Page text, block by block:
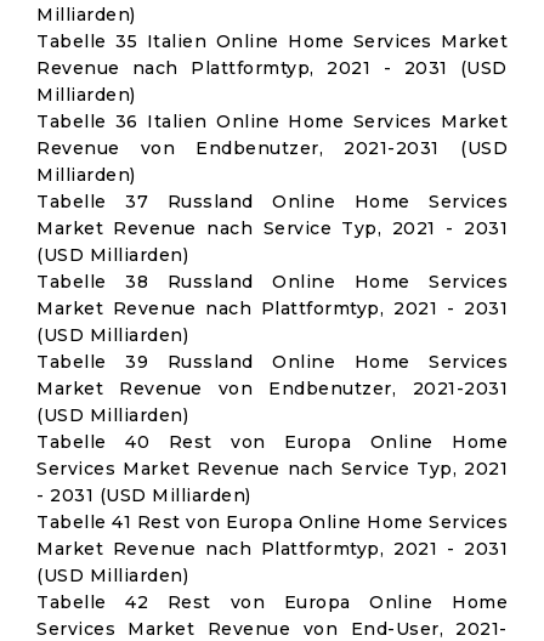
Milliarden)
Tabelle 35 Italien Online Home Services Market
Revenue nach Plattformtyp, 2021 - 2031 (USD
Milliarden)
Tabelle 36 Italien Online Home Services Market
Revenue von Endbenutzer, 2021-2031 (USD
Milliarden)
Tabelle 37 Russland Online Home Services
Market Revenue nach Service Typ, 2021 - 2031
(USD Milliarden)
Tabelle 38 Russland Online Home Services
Market Revenue nach Plattformtyp, 2021 - 2031
(USD Milliarden)
Tabelle 39 Russland Online Home Services
Market Revenue von Endbenutzer, 2021-2031
(USD Milliarden)
Tabelle 40 Rest von Europa Online Home
Services Market Revenue nach Service Typ, 2021
- 2031 (USD Milliarden)
Tabelle 41 Rest von Europa Online Home Services
Market Revenue nach Plattformtyp, 2021 - 2031
(USD Milliarden)
Tabelle 42 Rest von Europa Online Home
Services Market Revenue von End-User, 2021-